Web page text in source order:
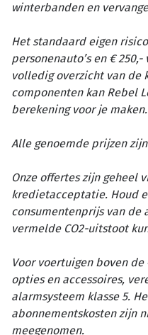
winterbanden en
Het standaard eigen
personenauto’s en €
volledig overzicht van de
componenten kan Rebel
berekening voor je maken.
Alle genoemde prijzen
Onze offertes zijn geheel
kredietacceptatie. Houd
consumentenprijs van de
vermelde CO2-uitstoot
Voor voertuigen boven de
opties en accessoires,
alarmsysteem klasse 5.
abonnementskosten zijn
meegenomen.